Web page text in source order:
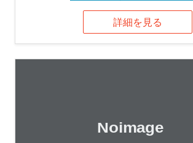
詳細を見る